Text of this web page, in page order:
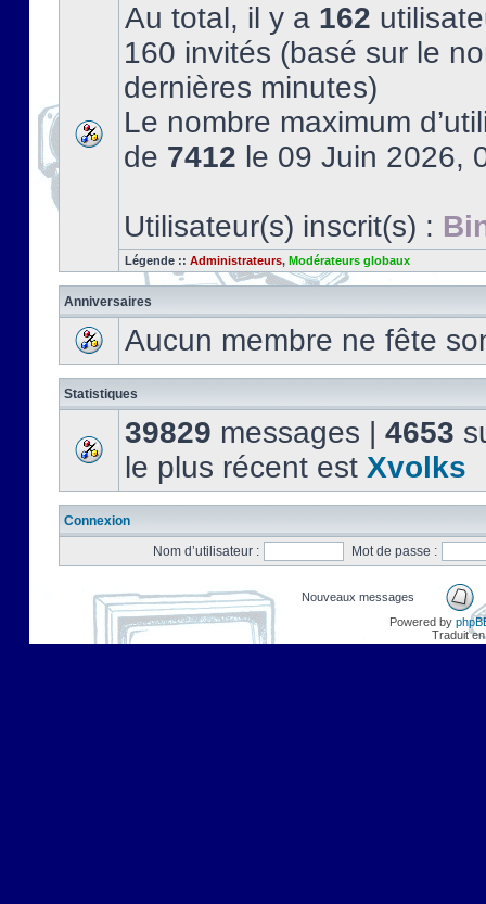
Au total, il y a 162
160 invités (basé sur le
dernières minutes)
Le nombre maximum
de 7412 le 09 Juin 2026,
Utilisateur(s) inscrit(s) :
Légende :: Administrateurs, Modérateurs globaux
Anniversaires
Aucun membre ne fête
Statistiques
39829 messages | 4653
le plus récent est Xvolks
Connexion
Nom d’utilisateur :
Mot de passe :
Nouveaux messages
Powered by
Traduit